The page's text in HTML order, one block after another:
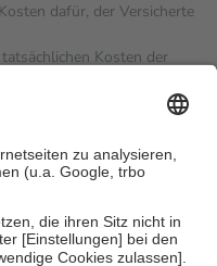
dafür, der Versicherte
Kosten der